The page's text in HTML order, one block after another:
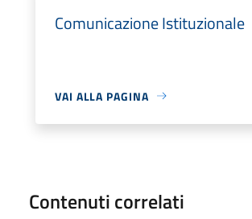
Comunicazione Istituzionale
VAI ALLA PAGINA
Contenuti correlati